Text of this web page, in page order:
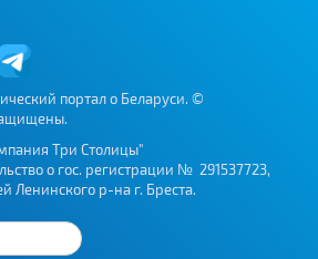
портал о Беларуси. ©
Три Столицы"
о гос. регистрации № 291537723,
Ленинского р-на г. Бреста.